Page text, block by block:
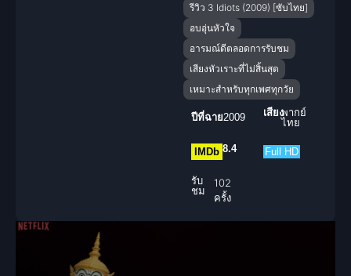
รีวิว 3 Idiots (2009) [ซับไทย]
อบอุ่นหัวใจ
อารมณ์ดีตลอดการรับชม
เสียงหัวเราะที่ไม่สิ้นสุด
เหมาะสำหรับทุกเพศทุกวัย
ปีที่ฉาย2009 เสียงพากย์
ไทย
IMDb 8.4 Full HD
รับ
ชม
102
ครั้ง